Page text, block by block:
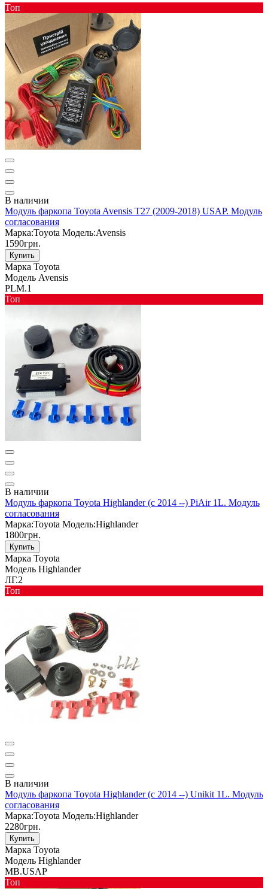
Toп
В наличии
Модуль фаркопа Toyota Avensis T27 (2009-2018) USAP. Модуль
согласования
Марка:Toyota Модель:Avensis
1590грн.
Купить
Марка Toyota
Модель Avensis
PLM.1
Toп
В наличии
Модуль фаркопа Toyota Highlander (c 2014 --) PiAir 1L. Модуль
согласования
Марка:Toyota Модель:Highlander
1800грн.
Купить
Марка Toyota
Модель Highlander
ЛГ.2
Toп
В наличии
Модуль фаркопа Toyota Highlander (c 2014 --) Unikit 1L. Модуль
согласования
Марка:Toyota Модель:Highlander
2280грн.
Купить
Марка Toyota
Модель Highlander
MB.USAP
Toп